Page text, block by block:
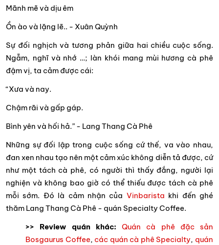
Mãnh mẽ và dịu êm
Ồn ào và lặng lẽ.. - Xuân Quỳnh
Sự đối nghịch và tương phản giữa hai chiều cuộc sống.
Ngẫm, nghĩ và nhớ …; làn khói mang mùi hương cà phê
đậm vị, ta cảm được cái:
“Xưa và nay.
Chậm rãi và gấp gáp.
Bình yên và hối hả.” - Lang Thang Cà Phê
Những sự đối lập trong cuộc sống cứ thế, va vào nhau,
đan xen nhau tạo nên một cảm xúc không diễn tả được, cứ
như một tách cà phê, có người thì thấy đắng, người lại
nghiện và không bao giờ có thể thiếu được tách cà phê
mỗi sớm. Đó là cảm nhận của Vinbarista khi đến ghé
thăm Lang Thang Cà Phê - quán Specialty Coffee.
>> Review quán khác:
Quán cà phê đặc sản
Bosgaurus Coffee, các quán cà phê Specialty, quán